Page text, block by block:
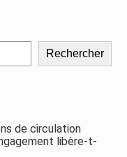
Rechercher
de circulation
libère-t-